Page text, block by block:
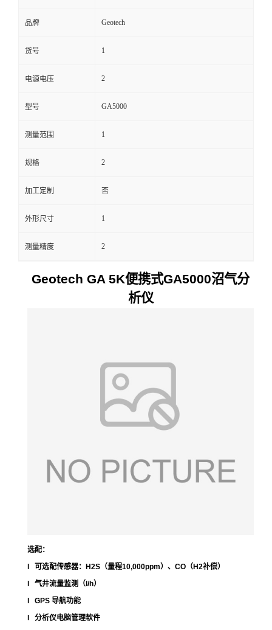
线
留
言
品牌 Geotech
货号 1
电源电压 2
型号 GA5000
测量范围 1
规格 2
加工定制 否
外形尺寸 1
测量精度 2
Geotech GA 5K便携式GA5000沼气分
析仪
选配：
l 可选配传感器：H2S（量程10,000ppm）、CO（H2补偿）
l 气井流量监测（l/h）
l GPS 导航功能
l 分析仪电脑管理软件